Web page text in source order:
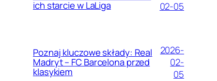
ich starcie w LaLiga
02-05
Poznaj kluczowe składy: Real
Madryt – FC Barcelona przed
klasykiem
2026-
02-
05